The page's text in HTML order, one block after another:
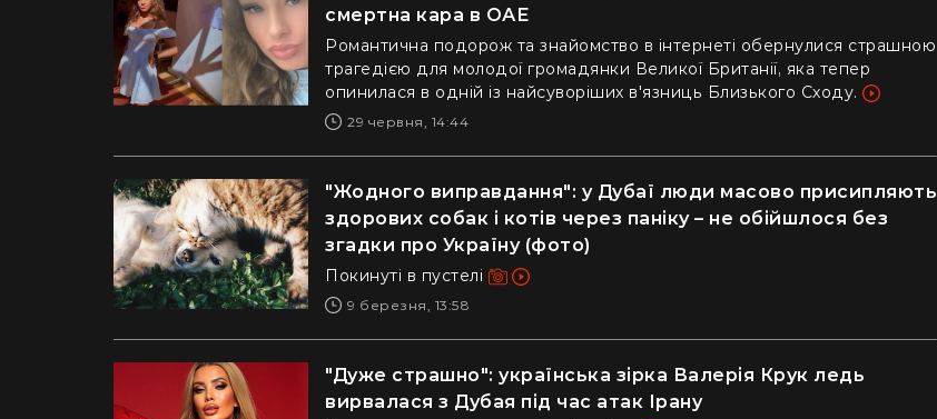
смертна кара в ОАЕ
Романтична подорож та знайомство в інтернеті обернулися страшною
трагедією для молодої громадянки Великої Британії, яка тепер
опинилася в одній із найсуворіших в'язниць Близького Сходу.
29 червня, 14:44
"Жодного виправдання": у Дубаї люди масово присипляють
здорових собак і котів через паніку – не обійшлося без
згадки про Україну (фото)
Покинуті в пустелі
9 березня, 13:58
"Дуже страшно": українська зірка Валерія Крук ледь
вирвалася з Дубая під час атак Ірану